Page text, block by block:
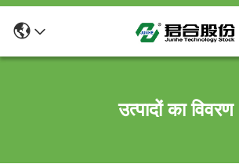
उत्पादों का विवरण